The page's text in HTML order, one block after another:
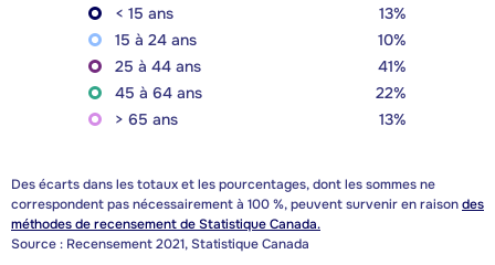
< 15 ans
13%
15 à 24 ans
10%
25 à 44 ans
41%
45 à 64 ans
22%
> 65 ans
13%
Des écarts dans les totaux et les pourcentages, dont les sommes ne
correspondent pas nécessairement à 100 %, peuvent survenir en raisondes
méthodes de recensement de Statistique Canada.
Source : Recensement 2021, Statistique Canada